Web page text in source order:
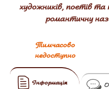
художників, поетів та
романтичну
Тимчасово
недоступно
Інформація